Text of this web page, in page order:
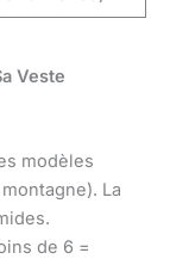
Veste
modèles
La
de 6 =